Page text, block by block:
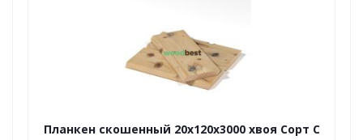
Планкен скошенный 20х120х3000 хвоя Сорт С